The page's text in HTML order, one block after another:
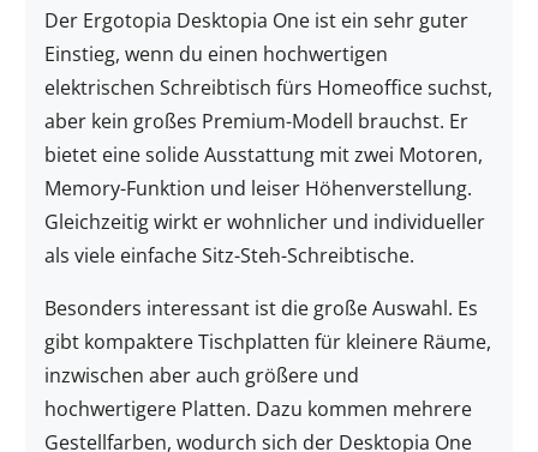
Der Ergotopia Desktopia One ist ein sehr guter
Einstieg, wenn du einen hochwertigen
elektrischen Schreibtisch fürs Homeoffice suchst,
aber kein großes Premium-Modell brauchst. Er
bietet eine solide Ausstattung mit zwei Motoren,
Memory-Funktion und leiser Höhenverstellung.
Gleichzeitig wirkt er wohnlicher und individueller
als viele einfache Sitz-Steh-Schreibtische.
Besonders interessant ist die große Auswahl. Es
gibt kompaktere Tischplatten für kleinere Räume,
inzwischen aber auch größere und
hochwertigere Platten. Dazu kommen mehrere
Gestellfarben, wodurch sich der Desktopia One